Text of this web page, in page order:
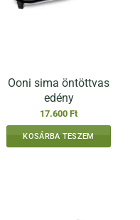
Ooni sima öntöttvas
edény
17.600 Ft
KOSÁRBA TESZEM